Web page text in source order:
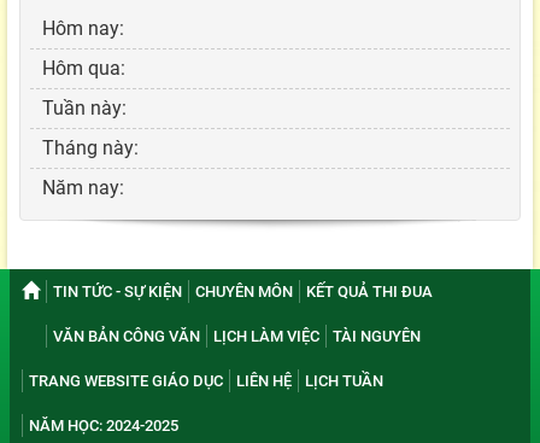
Hôm nay:
Hôm qua:
Tuần này:
Tháng này:
Năm nay:
TIN TỨC - SỰ KIỆN CHUYÊN MÔN KẾT QUẢ THI ĐUA
VĂN BẢN CÔNG VĂN LỊCH LÀM VIỆC TÀI NGUYÊN
TRANG WEBSITE GIÁO DỤC LIÊN HỆ LỊCH TUẦN
NĂM HỌC: 2024-2025